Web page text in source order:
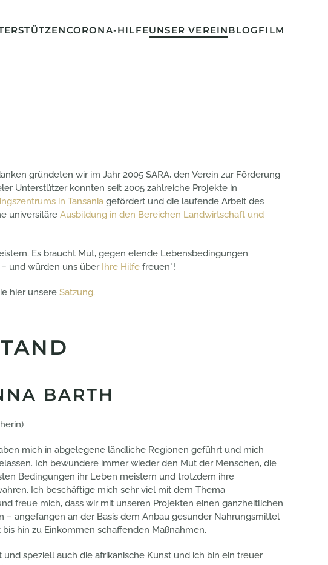
CORONA-HILFEUNSER VEREINBLOGFILM
gründeten wir im Jahr 2005 SARA, den Verein zur Förderung
Unterstützer konnten seit 2005 zahlreiche Projekte in
in Tansania gefördert und die laufende Arbeit des
universitäre Ausbildung in den Bereichen Landwirtschaft und
Es braucht Mut, gegen elende Lebensbedingungen
und würden uns über Ihre Hilfe freuen"!
hier unsere Satzung.
BARTH
mich in abgelegene ländliche Regionen geführt und mich
Ich bewundere immer wieder den Mut der Menschen, die
Bedingungen ihr Leben meistern und trotzdem ihre
Ich beschäftige mich sehr viel mit dem Thema
freue mich, dass wir mit unseren Projekten einen ganzheitlichen
– angefangen an der Basis dem Anbau gesunder Nahrungsmittel
hin zu Einkommen schaffenden Maßnahmen.
und speziell auch die afrikanische Kunst und ich bin ein treuer